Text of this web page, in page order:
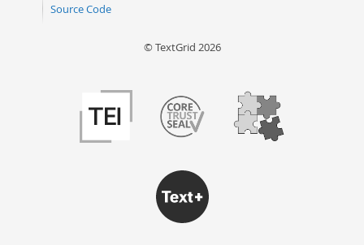
Source Code
© TextGrid 2026